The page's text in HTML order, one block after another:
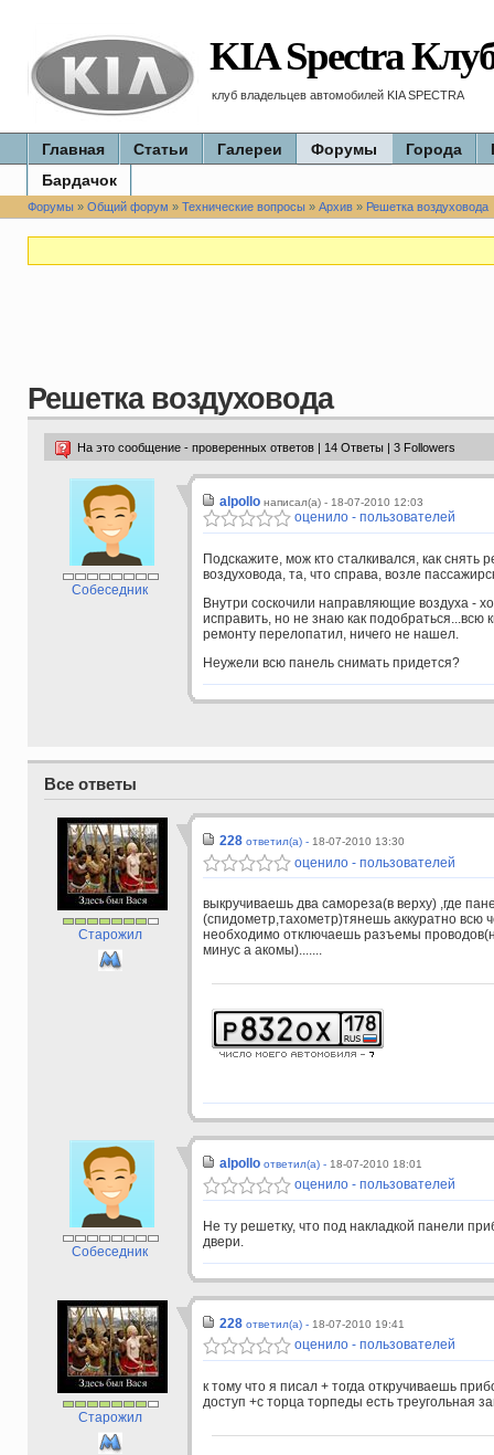
KIA Spectra
клуб владельцев автомобилей KIA SPECTRA
Главная Статьи Галереи Форумы Города
Бардачок
Форумы» Общий форум » Технические вопросы» Архив» Решетка воздуховода
Решетка воздуховода
На это сообщение - проверенных ответов | 14 Ответы | 3 Followers
Собеседник
alpollo написал(а) - 18-07-2010 12:03
оценило - пользователей
Подскажите, мож кто сталкивался, как снять
воздуховода, та, что справа, возле
Внутри соскочили направляющие воздуха -
исправить, но не знаю как подобраться...всю
ремонту перелопатил, ничего не нашел.
Неужели всю панель снимать придется?
Все ответы
Старожил
228 ответил(а) - 18-07-2010 13:30
оценило - пользователей
выкручиваешь два самореза(в верху) ,где
(спидометр,тахометр)тянешь аккуратно всю
необходимо отключаешь разъемы
минус а акомы).......
Собеседник
alpollo ответил(а) - 18-07-2010 18:01
оценило - пользователей
Не ту решетку, что под накладкой панели
двери.
Старожил
228 ответил(а) - 18-07-2010 19:41
оценило - пользователей
к тому что я писал + тогда откручиваешь
доступ +с торца торпеды есть треугольная